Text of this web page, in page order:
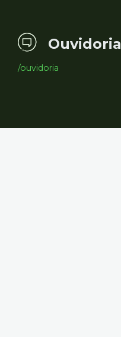
Ouvidoria
/ouvidoria